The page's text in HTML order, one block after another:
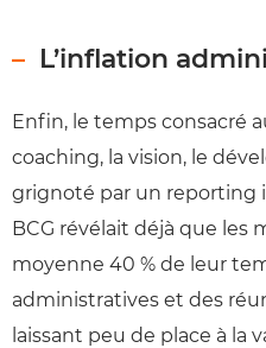
L’inflation
Enfin, le temps consacré
coaching, la vision, le
grignoté par un reporting
BCG révélait déjà que les
moyenne 40 % de leur
administratives et des
laissant peu de place à la